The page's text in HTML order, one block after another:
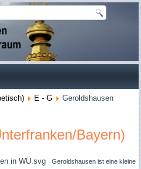
E - G
Geroldshausen
Bayern)
Geroldshausen ist eine kleine